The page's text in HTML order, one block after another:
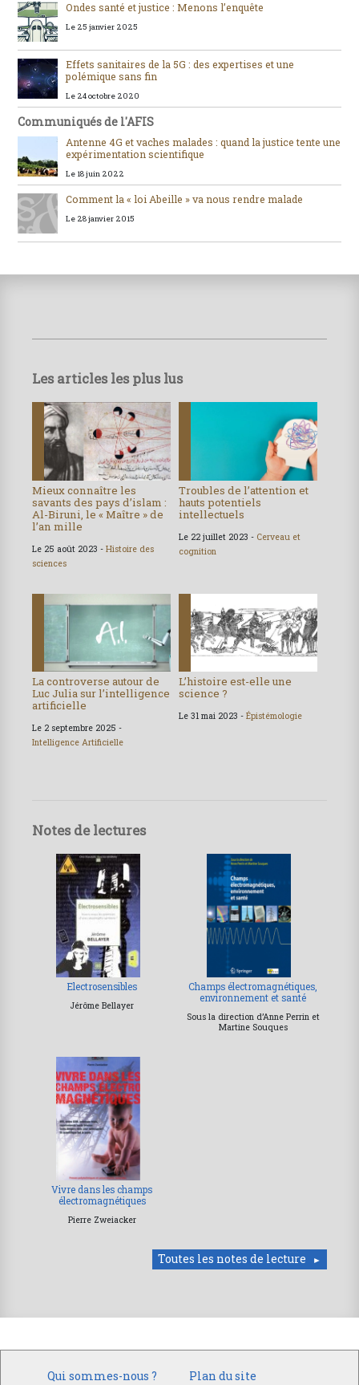
Ondes santé et justice : Menons l’enquête
Le 25 janvier 2025
Effets sanitaires de la 5G : des expertises et une
polémique sans fin
Le 24 octobre 2020
Communiqués de l'AFIS
Antenne 4G et vaches malades : quand la justice tente une
expérimentation scientifique
Le 18 juin 2022
Comment la « loi Abeille » va nous rendre malade
Le 28 janvier 2015
Les articles les plus lus
Mieux connaître les
savants des pays d’islam :
Al-Biruni, le « Maître » de
l’an mille
Le 25 août 2023 - Histoire des
sciences
Troubles de l’attention et
hauts potentiels
intellectuels
Le 22 juillet 2023 - Cerveau et
cognition
La controverse autour de
Luc Julia sur l’intelligence
artificielle
Le 2 septembre 2025 -
Intelligence Artificielle
L’histoire est-elle une
science ?
Le 31 mai 2023 - Épistémologie
Notes de lectures
Electrosensibles
Jérôme Bellayer
Champs électromagnétiques,
environnement et santé
Sous la direction d’Anne Perrin et
Martine Souques
Vivre dans les champs
électromagnétiques
Pierre Zweiacker
Toutes les notes de lecture
Qui sommes-nous ? Plan du site